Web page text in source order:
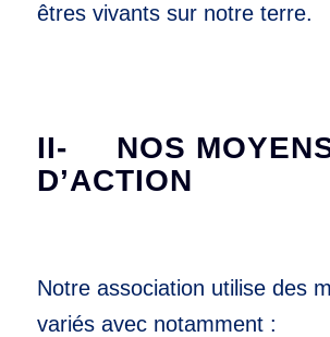
êtres vivants sur notre terre.
II- NOS
D’ACTION
Notre association utilise des
variés avec notamment :